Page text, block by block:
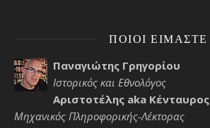
ΠΟΙΟΙ ΕΊΜΑΣΤΕ
Παναγιώτης Γρηγορίου
Ιστορικός και Εθνολόγος
Αριστοτέλης aka Κένταυρος
Μηχανικός Πληροφορικής-Λέκτορας